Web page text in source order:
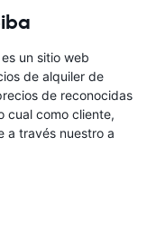
un sitio web
de alquiler de
de reconocidas
cual como cliente,
a través nuestro a